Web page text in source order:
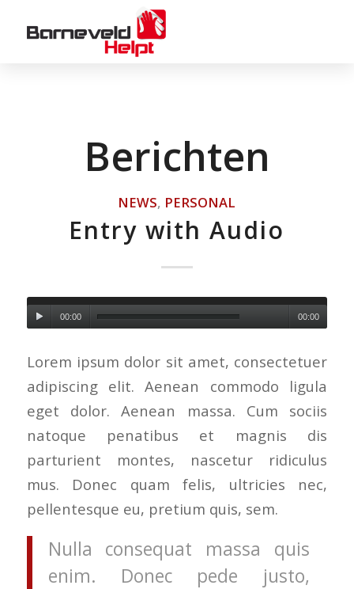
Berichten
NEWS, PERSONAL
Entry with Audio
00:00 00:00
Lorem ipsum dolor sit amet, consectetuer
adipiscing elit. Aenean commodo ligula
eget dolor. Aenean massa. Cum sociis
natoque penatibus et magnis dis
parturient montes, nascetur ridiculus
mus. Donec quam felis, ultricies nec,
pellentesque eu, pretium quis, sem.
Nulla consequat massa quis
enim. Donec pede justo,